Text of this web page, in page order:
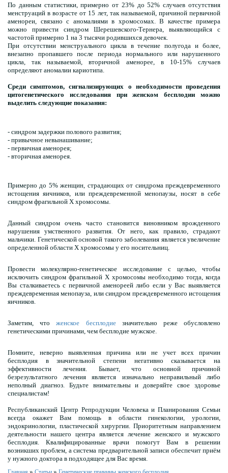
По данным статистики, примерно от 23% до 52% случаев отсутствия
менструаций в возрасте от 15 лет, так называемой, причиной первичной
аменореи, связано с аномалиями в хромосомах. В качестве примера
можно привести синдром Шерешевского-Тернера, выявляющийся с
частотой примерно 1 на 3 тысячи родившихся девочек.
При отсутствии менструального цикла в течение полугода и более,
внезапно пропавшего после периода нормального или нарушенного
цикла, так называемой, вторичной аменорее, в 10-15% случаев
определяют аномалии кариотипа.
Среди симптомов, сигнализирующих о необходимости проведения
цитогенетического исследования при женском бесплодии можно
выделить следующие показания:
- синдром задержки полового развития;
- привычное невынашивание;
- первичная аменорея;
- вторичная аменорея.
Примерно до 5% женщин, страдающих от синдрома преждевременного
истощения яичников, или преждевременной менопаузы, носят в себе
синдром фрагильной X хромосомы.
Данный синдром очень часто становится виновником врожденного
нарушения умственного развития. От него, как правило, страдают
мальчики. Генетической основой такого заболевания является увеличение
определенной области X хромосомы у его носительниц.
Провести молекулярно-генетическое исследование с целью, чтобы
исключить синдром фрагильной X хромосомы необходимо тогда, когда
Вы сталкиваетесь с первичной аменореей либо если у Вас выявляется
преждевременная менопауза, или синдром преждевременного истощения
яичников.
Заметим, чтоженское бесплодиезначительно реже обусловлено
генетическими причинами, чем бесплодие мужское.
Помните, неверно выявленная причина или не учет всех причин
бесплодия в значительной степени негативно сказывается на
эффективности лечения. Бывает, что основной причиной
безрезультатного лечения является изначально неправильный либо
неполный диагноз. Будьте внимательны и доверяйте свое здоровье
специалистам!
Республиканский Центр Репродукции Человека и Планирования Семьи
всегда окажет Вам помощь в области гинекологии, урологии,
эндокринологии, пластической хирургии. Приоритетным направлением
деятельности нашего центра является лечение женского и мужского
бесплодия. Квалифицированные врачи помогут Вам в решении
возникших проблем, а система предварительной записи обеспечит приём
у нужного доктора в подходящее для Вас время.
» »